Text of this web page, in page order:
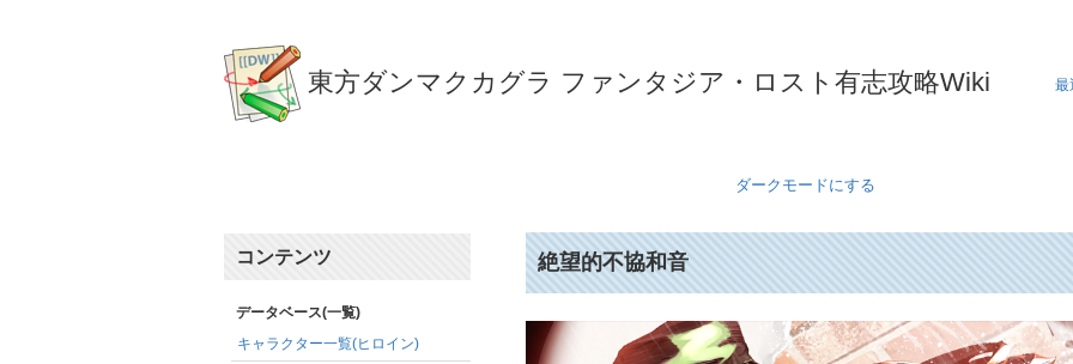
東方ダンマクカグラ ファンタジア・ロスト有志攻略Wiki 最
ダークモードにする
コンテンツ
データベース(一覧)
キャラクター一覧(ヒロイン)
絶望的不協和音